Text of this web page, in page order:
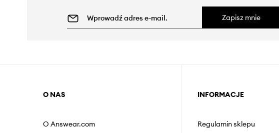
Zapisz mnie
O NAS
O Answear.com
INFORMACJE
Regulamin sklepu